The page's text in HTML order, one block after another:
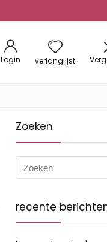
Login verlanglijst
Zoeken
recente